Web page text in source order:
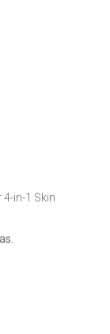
4-in-1 Skin